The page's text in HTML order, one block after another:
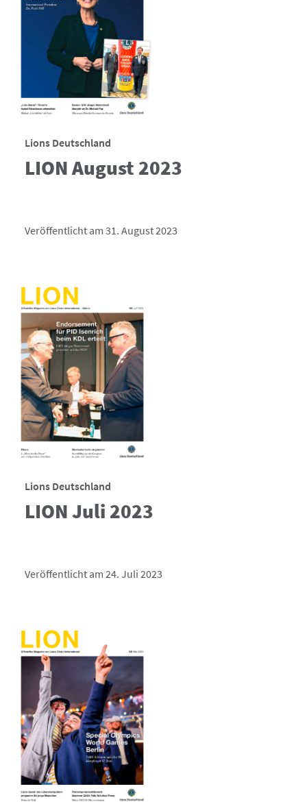
Lions Deutschland
LION August 2023
Veröffentlicht am 31. August 2023
Lions Deutschland
LION Juli 2023
Veröffentlicht am 24. Juli 2023